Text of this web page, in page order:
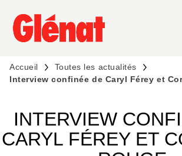
MENU RECHERCHE
PIED DE PAGE
Accueil
Toutes les actualités
Interview confinée de Caryl Férey et
INTERVIEW
CARYL FÉREY ET